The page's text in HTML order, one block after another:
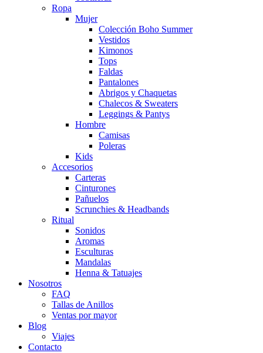
Ropa
Mujer
Colección Boho Summer
Vestidos
Kimonos
Tops
Faldas
Pantalones
Abrigos y Chaquetas
Chalecos & Sweaters
Leggings & Pantys
Hombre
Camisas
Poleras
Kids
Accesorios
Carteras
Cinturones
Pañuelos
Scrunchies & Headbands
Ritual
Sonidos
Aromas
Esculturas
Mandalas
Henna & Tatuajes
Nosotros
FAQ
Tallas de Anillos
Ventas por mayor
Blog
Viajes
Contacto